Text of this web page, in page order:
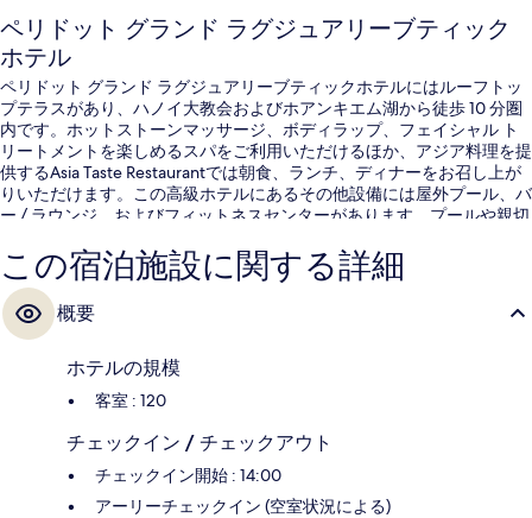
ペリドット グランド ラグジュアリーブティック
ホテル
ペリドット グランド ラグジュアリーブティックホテルにはルーフトッ
プテラスがあり、ハノイ大教会およびホアンキエム湖から徒歩 10 分圏
内です。ホットストーンマッサージ、ボディラップ、フェイシャル ト
リートメントを楽しめるスパをご利用いただけるほか、アジア料理を提
供するAsia Taste Restaurantでは朝食、ランチ、ディナーをお召し上が
りいただけます。この高級ホテルにあるその他設備には屋外プール、バ
ー / ラウンジ、およびフィットネスセンターがあります。プールや親切
この宿泊施設に関する詳細
概要
ホテルの規模
客室 : 120
チェックイン / チェックアウト
チェックイン開始 : 14:00
アーリーチェックイン (空室状況による)